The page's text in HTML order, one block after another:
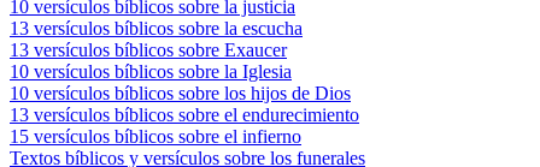
10 versículos bíblicos sobre la justicia
13 versículos bíblicos sobre la escucha
13 versículos bíblicos sobre Exaucer
10 versículos bíblicos sobre la Iglesia
10 versículos bíblicos sobre los hijos de Dios
13 versículos bíblicos sobre el endurecimiento
15 versículos bíblicos sobre el infierno
Textos bíblicos y versículos sobre los funerales